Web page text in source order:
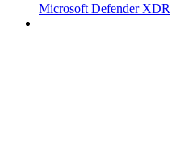
Microsoft Defender XDR